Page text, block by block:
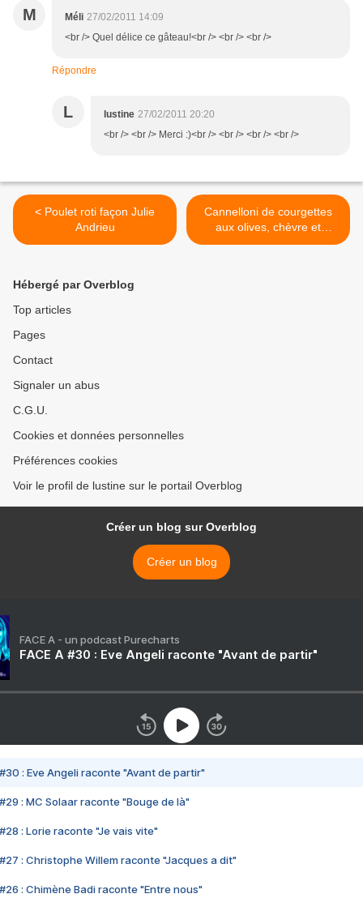
M Méli 27/02/2011 14:09
<br /> Quel délice ce gâteau!<br /> <br /> <br />
Répondre
L lustine 27/02/2011 20:20
<br /> <br /> Merci :)<br /> <br /> <br /> <br />
< Poulet roti façon Julie
Andrieu
Cannelloni de courgettes
aux olives, chèvre et
tomates séchées >
Hébergé par Overblog
Top articles
Pages
Contact
Signaler un abus
C.G.U.
Cookies et données personnelles
Préférences cookies
Voir le profil de lustine sur le portail Overblog
Créer un blog sur Overblog
Créer un blog
FACE A - un podcast Purecharts
FACE A #30 : Eve Angeli raconte "Avant de partir"
#30 : Eve Angeli raconte "Avant de partir"
#29 : MC Solaar raconte "Bouge de là"
#28 : Lorie raconte "Je vais vite"
#27 : Christophe Willem raconte "Jacques a dit"
#26 : Chimène Badi raconte "Entre nous"